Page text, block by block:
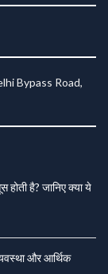
Bypass Road,
है? जानिए क्या ये
और आर्थिक